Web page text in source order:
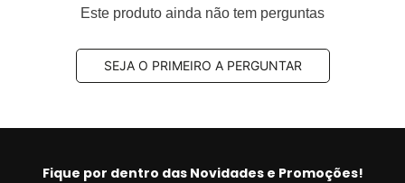
Este produto ainda não tem perguntas
SEJA O PRIMEIRO A PERGUNTAR
Fique por dentro das Novidades e Promoções!